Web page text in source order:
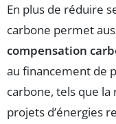
En plus de réduire
carbone permet
compensation
au financement de
carbone, tels que
projets d’énergies